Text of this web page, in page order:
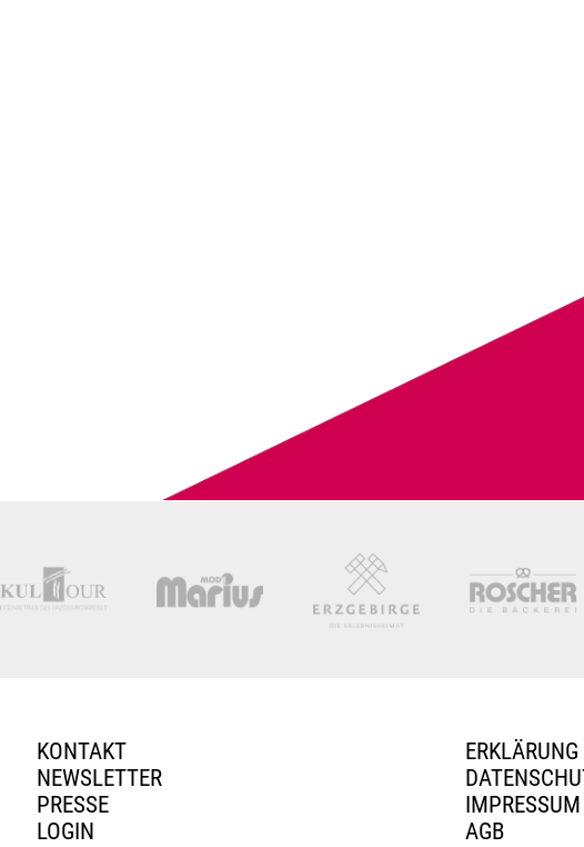
KONTAKT
NEWSLETTER
PRESSE
LOGIN
IMPRESSUM
AGB